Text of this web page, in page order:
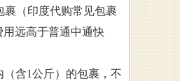
裹（印度代购常见包裹
远高于普通中通快
含1公斤）的包裹，不